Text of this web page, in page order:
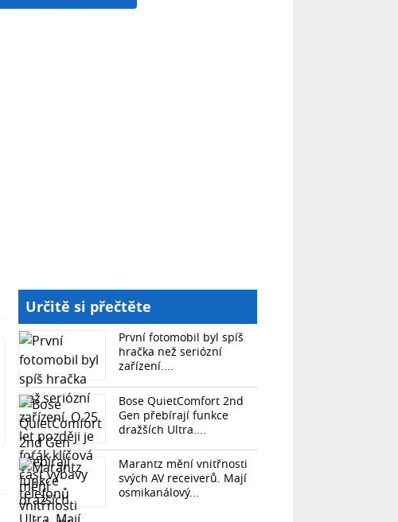
Určitě si přečtěte
První fotomobil byl spíš
hračka než seriózní
zařízení....
Bose QuietComfort 2nd
Gen přebírají funkce
dražších Ultra....
Marantz mění vnitřnosti
svých AV receiverů. Mají
osmikanálový...